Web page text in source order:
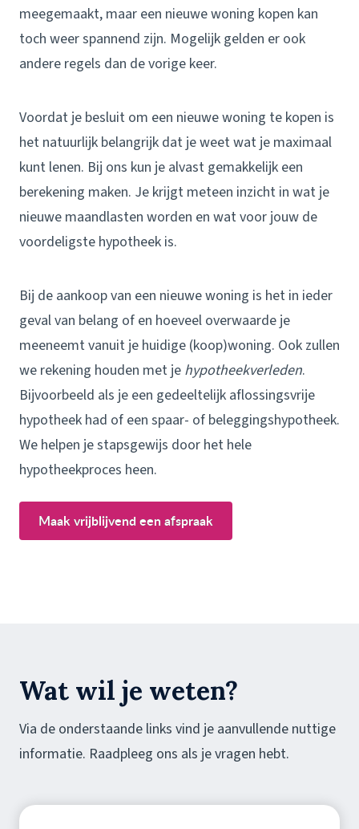
meegemaakt, maar een nieuwe woning kopen kan
toch weer spannend zijn. Mogelijk gelden er ook
andere regels dan de vorige keer.
Voordat je besluit om een nieuwe woning te kopen is
het natuurlijk belangrijk dat je weet wat je maximaal
kunt lenen. Bij ons kun je alvast gemakkelijk een
berekening maken. Je krijgt meteen inzicht in wat je
nieuwe maandlasten worden en wat voor jouw de
voordeligste hypotheek is.
Bij de aankoop van een nieuwe woning is het in ieder
geval van belang of en hoeveel overwaarde je
meeneemt vanuit je huidige (koop)woning. Ook zullen
we rekening houden met je hypotheekverleden.
Bijvoorbeeld als je een gedeeltelijk aflossings­vrije
hypotheek had of een spaar- of beleggings­hypotheek.
We helpen je stapsgewijs door het hele
hypotheekproces heen.
Maak vrijblijvend een afspraak
Wat wil je weten?
Via de onderstaande links vind je aanvullende nuttige
informatie. Raadpleeg ons als je vragen hebt.